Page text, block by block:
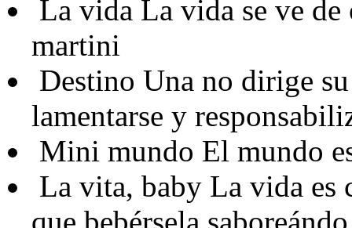
La vida La vida se ve
martini
Destino Una no dirige
lamentarse y
Mini mundo El mundo
La vita, baby La vida es
que bebérsela